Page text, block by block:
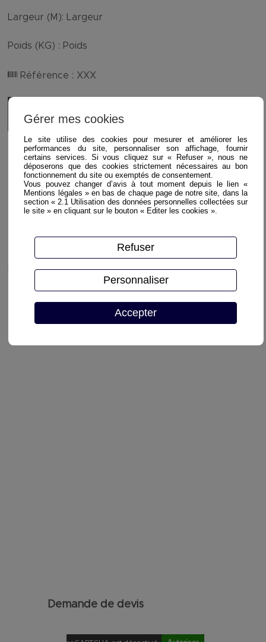
Largeur (M): Largeur
Poids (KG) : Poids
Référence : XXX
Fiche détaillée
Tarif :XXX€ HT
* prix hors livraison, pour plus de détails sur nos
conditions de ventes vous pouvez les consulter sur
notre site
Demande de devis
Gérer mes cookies
Le site utilise des cookies pour mesurer et améliorer les
performances du site, personnaliser son affichage, fournir
certains services. Si vous cliquez sur « Refuser », nous ne
déposerons que des cookies strictement nécessaires au bon
fonctionnement du site ou exemptés de consentement.
Vous pouvez changer d’avis à tout moment depuis le lien «
Mentions légales » en bas de chaque page de notre site, dans la
section « 2.1 Utilisation des données personnelles collectées sur
le site » en cliquant sur le bouton « Editer les cookies ».
Accepter
Refuser
Personnaliser